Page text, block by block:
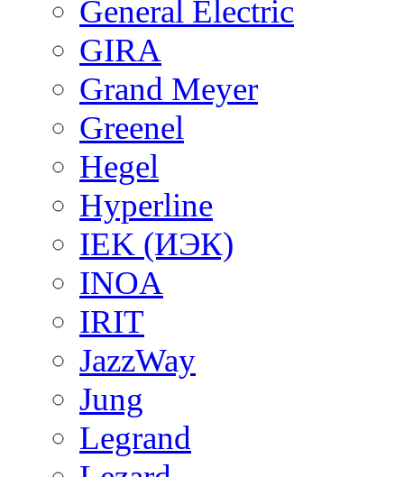
General Electric
GIRA
Grand Meyer
Greenel
Hegel
Hyperline
IEK (ИЭК)
INOA
IRIT
JazzWay
Jung
Legrand